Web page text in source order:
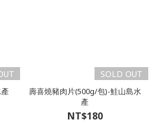
SOLD OUT
壽喜燒豬肉片(500g/包)-鮭山島水
產
NT$180